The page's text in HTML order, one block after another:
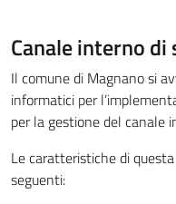
Canale interno di
Il comune di Magnano si
informatici per
per la gestione del canale
Le caratteristiche di
seguenti: